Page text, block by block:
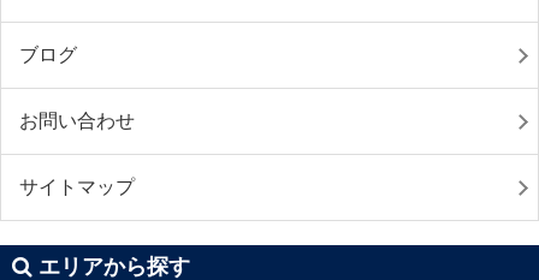
ブログ
お問い合わせ
サイトマップ
エリアから探す